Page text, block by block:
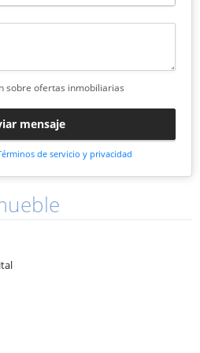
sobre ofertas inmobiliarias
mensaje
de servicio y privacidad